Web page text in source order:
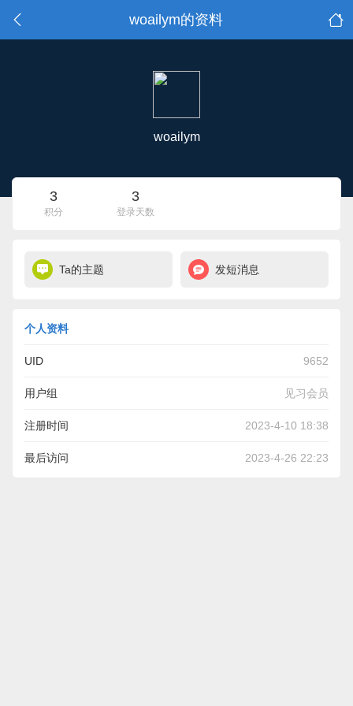
woailym的资料
woailym
3
积分
3
登录天数
Ta的主题 发短消息
个人资料
UID 9652
用户组 见习会员
注册时间 2023-4-10 18:38
最后访问 2023-4-26 22:23